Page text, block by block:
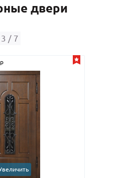
двери
4 / 7